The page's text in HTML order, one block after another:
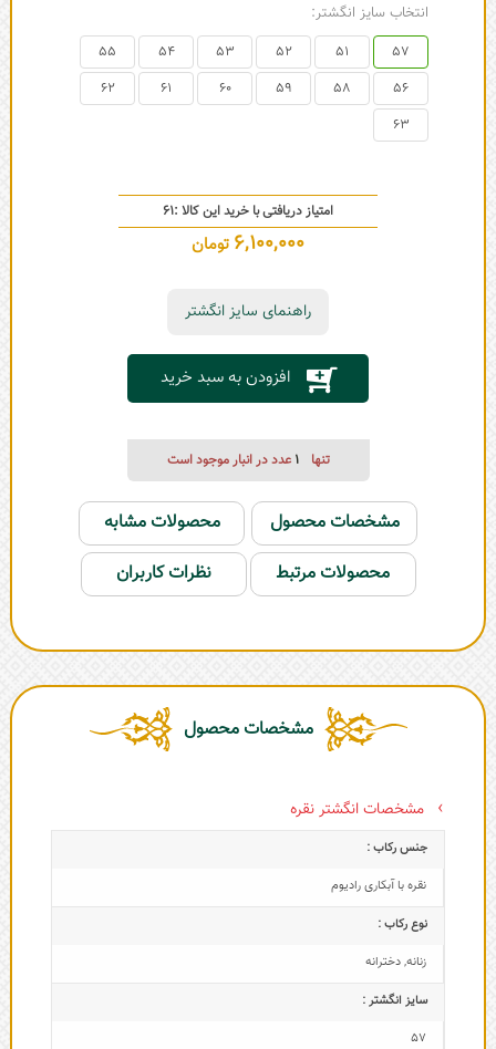
انتخاب سایز انگشتر:
57
51
52
53
54
55
56
58
59
60
61
62
63
امتیاز دریافتی با خرید این کالا :61
6,100,000 تومان
راهنمای سایز انگشتر
افزودن به سبد خرید
تنها 1 عدد در انبار موجود است
مشخصات محصول
محصولات مشابه
محصولات مرتبط
نظرات کاربران
مشخصات محصول
مشخصات انگشتر نقره
جنس رکاب :
نقره با آبکاری رادیوم
نوع رکاب :
زنانه,دخترانه
سایز انگشتر :
57